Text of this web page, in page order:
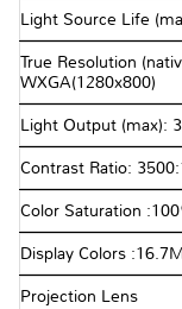
Light Source Life
True Resolution
WXGA(1280x800)
Light Output (max):
Contrast Ratio:
Color Saturation
Display Colors :16.7M
Projection Lens